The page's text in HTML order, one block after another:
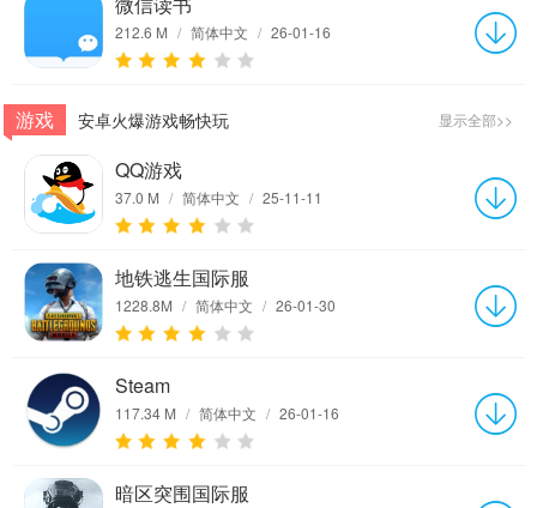
212.6 M / 简体中文 / 26-01-16
显示全部>>
游戏 安卓火爆游戏畅快玩
QQ游戏
37.0 M / 简体中文 / 25-11-11
地铁逃生国际服
1228.8M / 简体中文 / 26-01-30
Steam
117.34 M / 简体中文 / 26-01-16
暗区突围国际服